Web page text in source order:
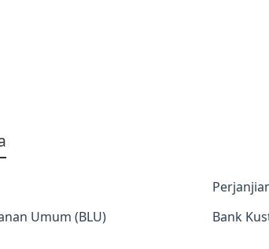
Umum (BLU)
Bank